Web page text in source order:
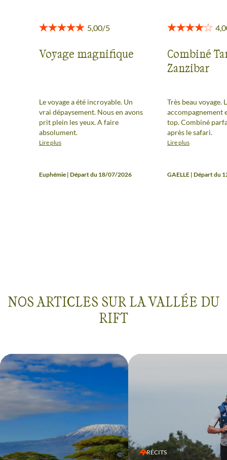
Voyage magnifique
Le voyage a été incroyable. Un
vrai dépaysement. Nous en avons
prit plein les yeux. A faire
absolument.
Lire plus
Euphémie | Départ du 18/07/2026
Combiné
Zanzibar
Très beau voyage.
accompagnement
top. Combiné
après le safari.
Lire plus
GAELLE | Départ du
NOS ARTICLES SUR LA VALLÉE DU
RIFT
RÉCITS